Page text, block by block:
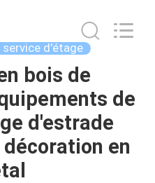
d'étage
bois de
de
d'estrade
en